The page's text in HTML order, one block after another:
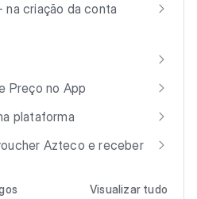
criação da conta
Preço no App
plataforma
Azteco e receber
Visualizar tudo